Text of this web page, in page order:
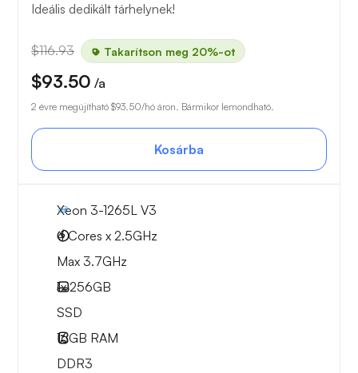
Ideális dedikált tárhelynek!
$116.93 Takarítson meg 20%-ot
$93.50 /a
2 évre megújítható $93.50/hó áron. Bármikor lemondható.
Kosárba
Xeon 3-1265L V3
4 Cores x 2.5GHz
Max 3.7GHz
1x256GB
SSD
16GB RAM
DDR3